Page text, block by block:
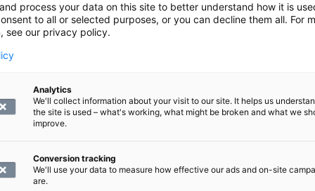
on yleisesti käytössä oleva laboratoriotutkimus. Nimensä
ja hemoglobiinista, ja siten myös hänen
useita osatutkimuksia, joilla mitataan veren
(leukosyytit), punasolut (erytrosyytit) ja
johon on lisätty tutkimus verihiutaleiden
process your data on this site to better understand how it is
to all or selected purposes, or you can decline them all. For
see our privacy policy.
Analytics
We'll collect information about your visit to our site. It helps us
the site is used – what's working, what might be broken and what we
improve.
Conversion tracking
We'll use your data to measure how effective our ads and on-site
are.